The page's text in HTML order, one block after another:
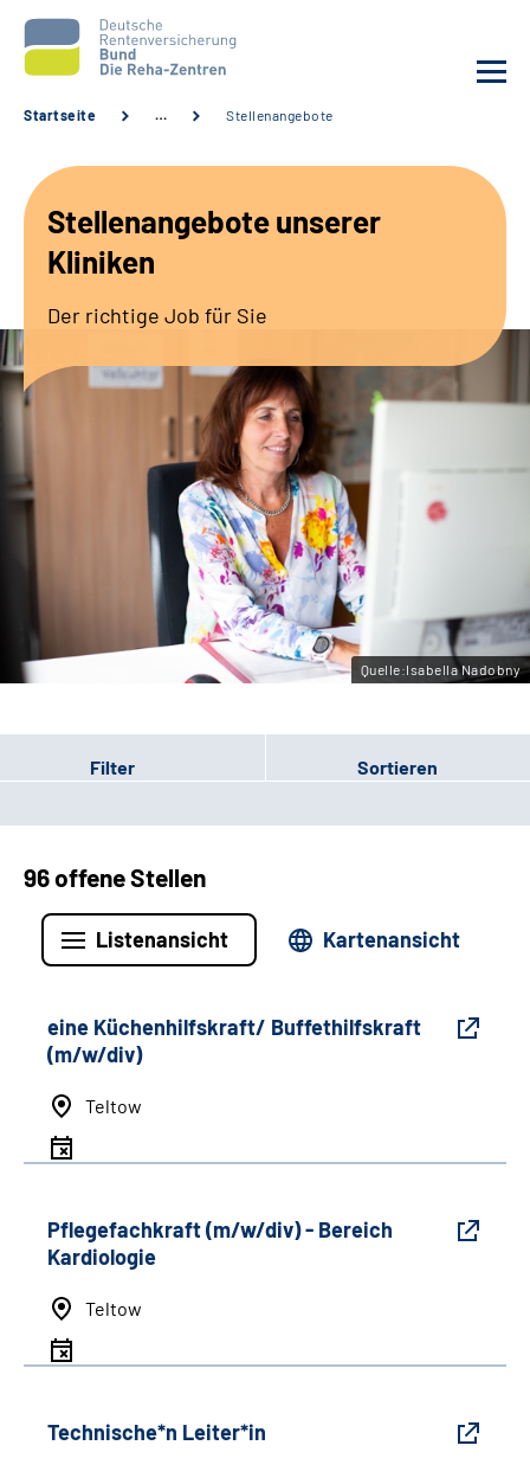
Unsere Kliniken
Sozialdienste & Zuweisende
Erweiterte Suche
Gebärdensprache
Leichte Sprache
Startseite … Stellenangebote
Stellenangebote unserer
Kliniken
Der richtige Job für Sie
Quelle:Isabella Nadobny
Filter Sortieren
96 offene Stellen
Listenansicht Kartenansicht
eine Küchenhilfskraft/ Buffethilfskraft
(m/w/div)
Teltow
Pflegefachkraft (m/w/div) - Bereich
Kardiologie
Teltow
Technische*n Leiter*in